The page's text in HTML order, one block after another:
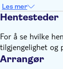
Les mer
Hentesteder
For å se hvilke
tilgjengelighet og
Arrangør